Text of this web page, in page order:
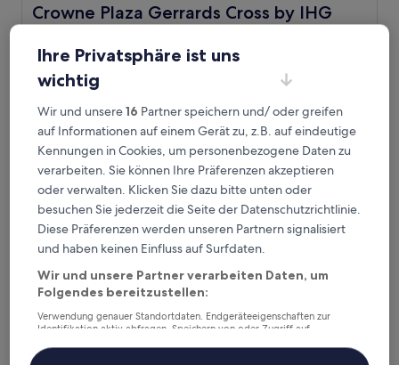
Crowne Plaza Gerrards Cross by IHG
Crowne Plaza Gerrards Cross by IHG
Sterne-
Unterkunft
1,8 km von Bahnhof Seer Green, Beaconsfield entfernt
8.4
von
10,
Sehr
gut,
(1.001
Bewertungen)
8,4/10 Sehr gut
Preis
beträgt
131 €
131 €
inkl. Steuern & Gebühren
13. Aug.–14. Aug.
The White Hart by Chef and Brewer Collection
Ihre Privatsphäre ist uns
wichtig
Wir und unsere16 Partner speichern und/ oder greifen
auf Informationen auf einem Gerät zu, z.B. auf eindeutige
Kennungen in Cookies, um personenbezogene Daten zu
verarbeiten. Sie können Ihre Präferenzen akzeptieren
oder verwalten. Klicken Sie dazu bitte unten oder
besuchen Sie jederzeit die Seite der Datenschutzrichtlinie.
Diese Präferenzen werden unseren Partnern signalisiert
und haben keinen Einfluss auf Surfdaten.
Wir und unsere Partner verarbeiten Daten, um
Folgendes bereitzustellen:
Verwendung genauer Standortdaten. Endgeräteeigenschaften zur
Identifikation aktiv abfragen. Speichern von oder Zugriff auf
Inhalte, Messung von Werbeleistung und der Performance von Inhalten,